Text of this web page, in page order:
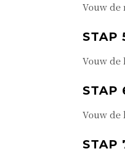
Vouw de
STAP
Vouw
STAP
Vouw de
STAP